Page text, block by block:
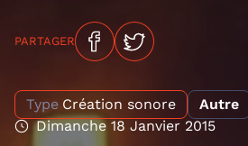
PARTAGER
Type Création sonore
Autre
Dimanche 18 Janvier 2015